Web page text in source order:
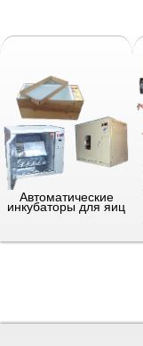
Автоматические
инкубаторы для яиц